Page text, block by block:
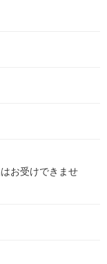
お受けできませ